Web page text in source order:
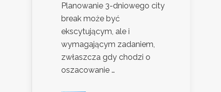
Planowanie 3-dniowego city
break może być
ekscytującym, ale i
wymagającym zadaniem,
zwłaszcza gdy chodzi o
oszacowanie …